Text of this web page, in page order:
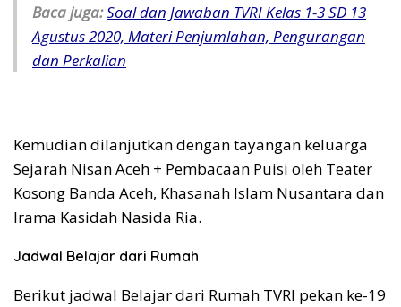
Baca juga:Soal dan Jawaban TVRI Kelas 1-3 SD 13
Agustus 2020, Materi Penjumlahan, Pengurangan
dan Perkalian
Kemudian dilanjutkan dengan tayangan keluarga
Sejarah Nisan Aceh + Pembacaan Puisi oleh Teater
Kosong Banda Aceh, Khasanah Islam Nusantara dan
Irama Kasidah Nasida Ria.
Jadwal Belajar dari Rumah
Berikut jadwal Belajar dari Rumah TVRI pekan ke-19